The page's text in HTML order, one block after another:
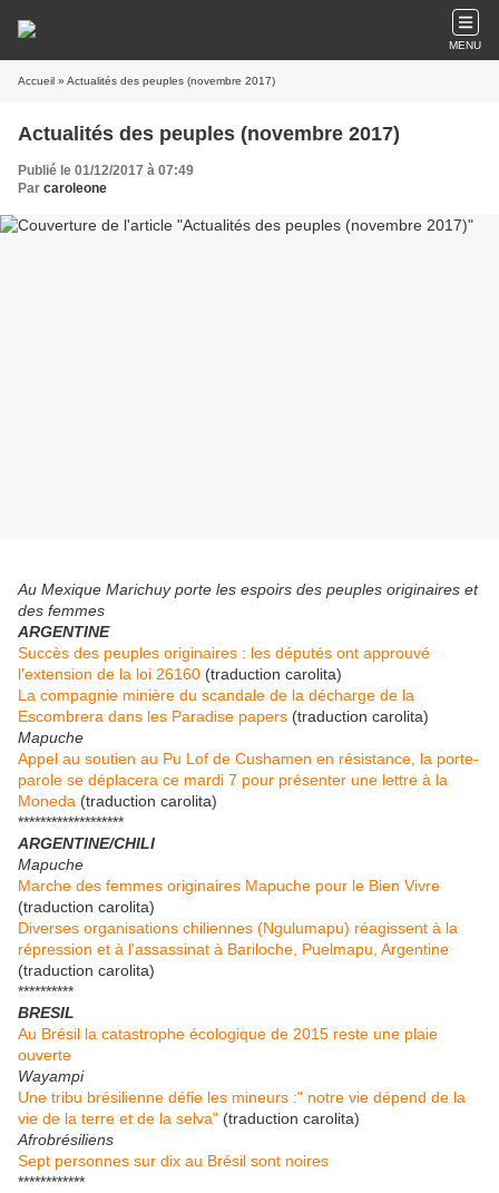
MENU
Accueil » Actualités des peuples (novembre 2017)
Actualités des peuples (novembre 2017)
Publié le 01/12/2017 à 07:49
Par caroleone
Au Mexique Marichuy porte les espoirs des peuples originaires et
des femmes
ARGENTINE
Succès des peuples originaires : les députés ont approuvé
l'extension de la loi 26160 (traduction carolita)
La compagnie minière du scandale de la décharge de la
Escombrera dans les Paradise papers (traduction carolita)
Mapuche
Appel au soutien au Pu Lof de Cushamen en résistance, la porte-
parole se déplacera ce mardi 7 pour présenter une lettre à la
Moneda (traduction carolita)
*******************
ARGENTINE/CHILI
Mapuche
Marche des femmes originaires Mapuche pour le Bien Vivre
(traduction carolita)
Diverses organisations chiliennes (Ngulumapu) réagissent à la
répression et à l'assassinat à Bariloche, Puelmapu, Argentine
(traduction carolita)
**********
BRESIL
Au Brésil la catastrophe écologique de 2015 reste une plaie
ouverte
Wayampi
Une tribu brésilienne défie les mineurs :" notre vie dépend de la
vie de la terre et de la selva" (traduction carolita)
Afrobrésiliens
Sept personnes sur dix au Brésil sont noires
************